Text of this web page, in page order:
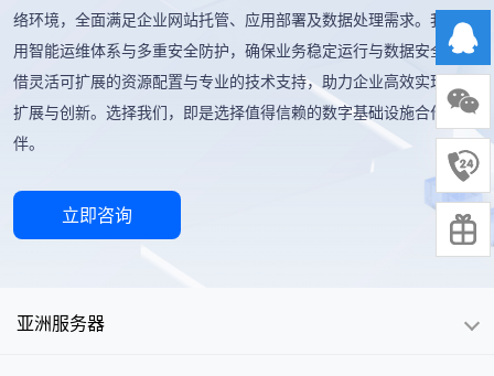
络环境，全面满足企业网站托管、应用部署及数据处理需求。我们采
用智能运维体系与多重安全防护，确保业务稳定运行与数据安全。凭
借灵活可扩展的资源配置与专业的技术支持，助力企业高效实现业务
扩展与创新。选择我们，即是选择值得信赖的数字基础设施合作伙
伴。
立即咨询
亚洲服务器